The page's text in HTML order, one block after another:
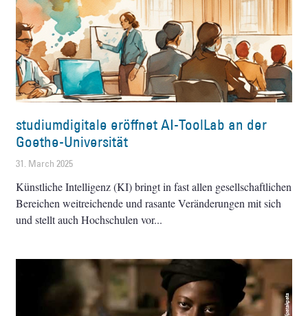
studiumdigitale eröffnet AI-ToolLab an der
Goethe-Universität
31. March 2025
Künstliche Intelligenz (KI) bringt in fast allen gesellschaftlichen
Bereichen weitreichende und rasante Veränderungen mit sich
und stellt auch Hochschulen vor